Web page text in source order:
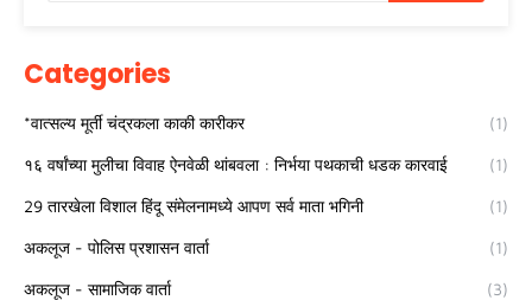
Categories
*वात्सल्य मूर्ती चंद्रकला काकी कारीकर (1)
१६ वर्षांच्या मुलीचा विवाह ऐनवेळी थांबवला : निर्भया पथकाची धडक कारवाई (1)
29 तारखेला विशाल हिंदू संमेलनामध्ये आपण सर्व माता भगिनी (1)
अकलूज - पोलिस प्रशासन वार्ता (1)
अकलूज - सामाजिक वार्ता (3)